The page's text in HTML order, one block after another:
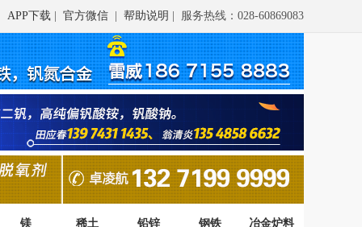
APP下载 官方微信 帮助说明 | 服务热线：028-60869083
镁 稀土 铅锌 钢铁
冶金炉料